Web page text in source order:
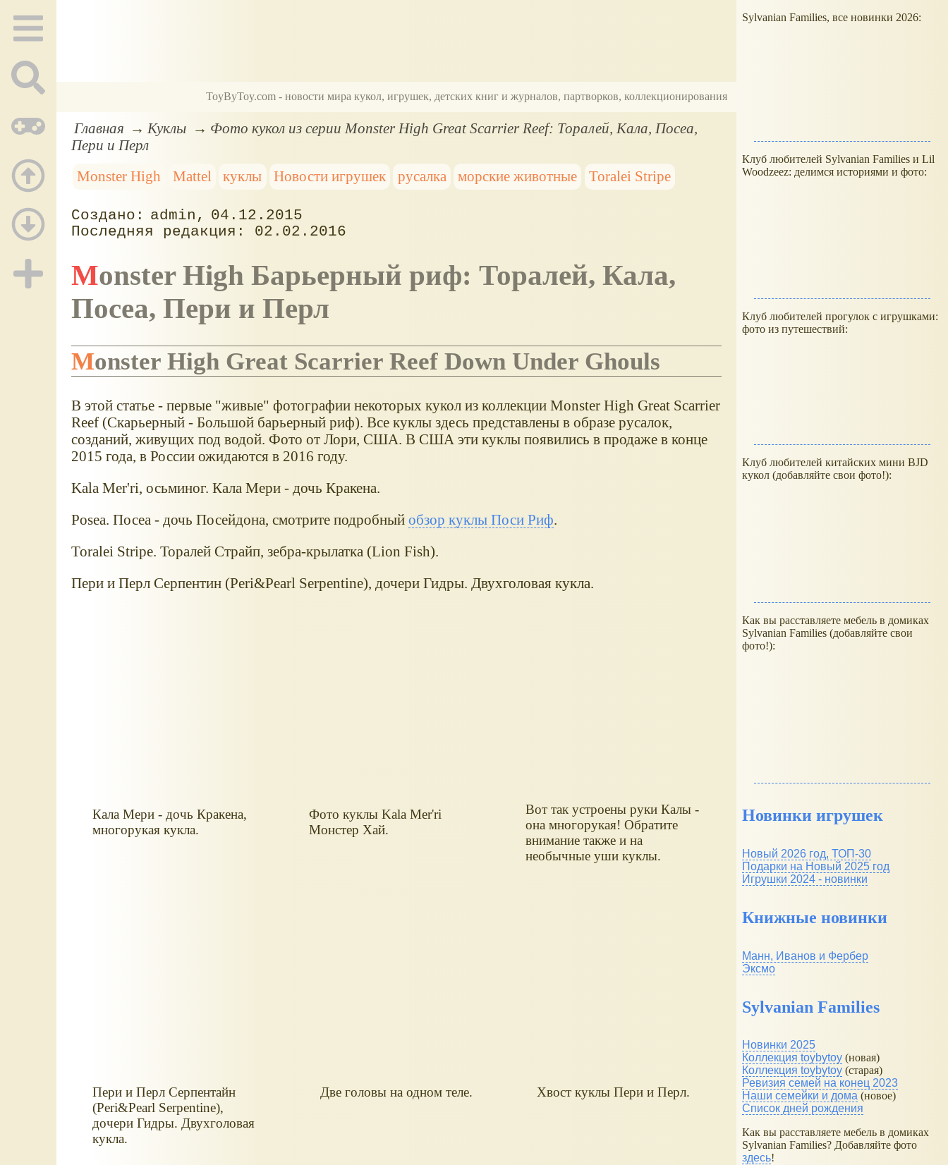
ToyByToy.com - новости мира кукол, игрушек, детских книг и журналов, партворков, коллекционирования
Главная Куклы
Фото кукол из серии Monster High Great Scarrier Reef: Торалей, Кала, Посеа,
Пери и Перл
Monster High
Mattel куклы Новости игрушек русалка морские животные Toralei Stripe
admin
04.12.2015
02.02.2016
Monster High Барьерный риф: Торалей, Кала,
Посеа, Пери и Перл
Monster High Great Scarrier Reef Down Under Ghouls
В этой статье - первые "живые" фотографии некоторых кукол из коллекции Monster High Great Scarrier
Reef (Скарьерный - Большой барьерный риф). Все куклы здесь представлены в образе русалок,
созданий, живущих под водой. Фото от Лори, США. В США эти куклы появились в продаже в конце
2015 года, в России ожидаются в 2016 году.
Kala Mer'ri, осьминог. Кала Мери - дочь Кракена.
Posea. Посеа - дочь Посейдона, смотрите подробный обзор куклы Поси Риф.
Toralei Stripe. Торалей Страйп, зебра-крылатка (Lion Fish).
Пери и Перл Серпентин (Peri&Pearl Serpentine), дочери Гидры. Двухголовая кукла.
Кала Мери - дочь Кракена,
многорукая кукла.
Фото куклы Kala Mer'ri
Монстер Хай.
Вот так устроены руки Калы -
она многорукая! Обратите
внимание также и на
необычные уши куклы.
Пери и Перл Серпентайн
(Peri&Pearl Serpentine),
дочери Гидры. Двухголовая
кукла.
Две головы на одном теле. Хвост куклы Пери и Перл.
Sylvanian Families, все новинки 2026:
Клуб любителей Sylvanian Families и Lil
Woodzeez: делимся историями и фото:
Клуб любителей прогулок с игрушками:
фото из путешествий:
Клуб любителей китайских мини BJD
кукол (добавляйте свои фото!):
Как вы расставляете мебель в домиках
Sylvanian Families (добавляйте свои
фото!):
Новинки игрушек
Новый 2026 год, ТОП-30
Подарки на Новый 2025 год
Игрушки 2024 - новинки
Книжные новинки
Манн, Иванов и Фербер
Эксмо
Sylvanian Families
Новинки 2025
Коллекция toybytoy (новая)
Коллекция toybytoy (старая)
Ревизия семей на конец 2023
Наши семейки и дома (новое)
Список дней рождения
Как вы расставляете мебель в домиках
Sylvanian Families? Добавляйте фото
здесь!